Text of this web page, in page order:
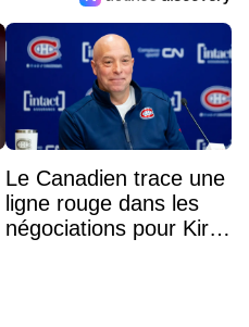
Le Canadien trace une
ligne rouge dans les
négociations pour Kirill